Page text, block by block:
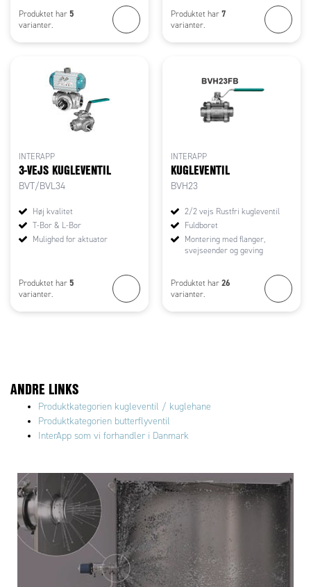
Produktet har 5
varianter.
Produktet har 7
varianter.
INTERAPP
3-VEJS KUGLEVENTIL
BVT/BVL34
Høj kvalitet
T-Bor & L-Bor
Mulighed for aktuator
Produktet har 5
varianter.
INTERAPP
KUGLEVENTIL
BVH23
2/2 vejs Rustfri kugleventil
Fuldboret
Montering med flanger,
svejseender og geving
Produktet har 26
varianter.
ANDRE LINKS
Produktkategorien kugleventil / kuglehane
Produktkategorien butterflyventil
InterApp som vi forhandler i Danmark